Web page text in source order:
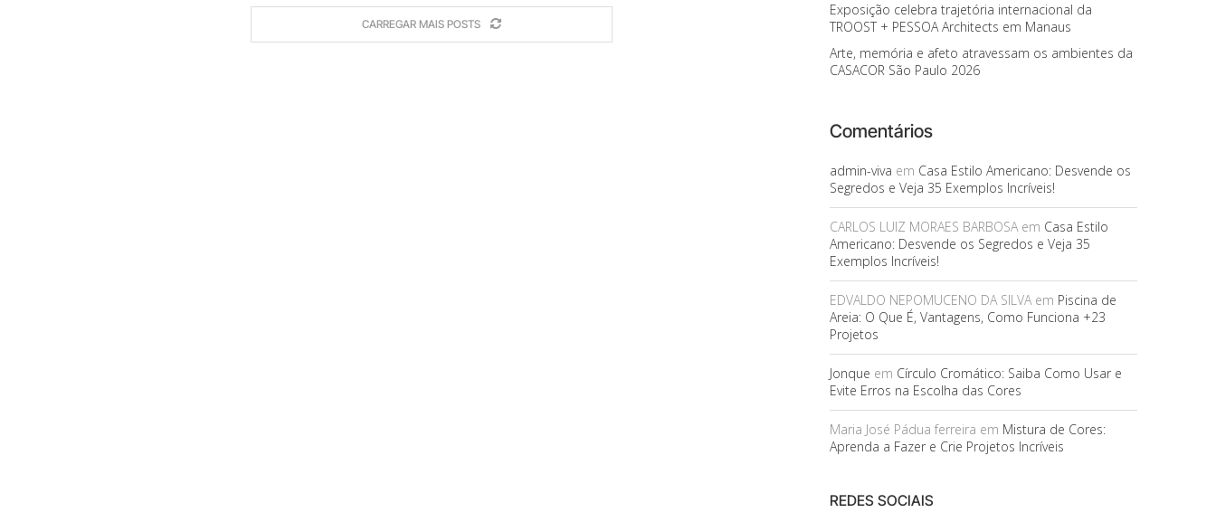
CARREGAR MAIS POSTS
Exposição celebra trajetória internacional da
TROOST + PESSOA Architects em Manaus
Arte, memória e afeto atravessam os ambientes da
CASACOR São Paulo 2026
Comentários
admin-viva em Casa Estilo Americano: Desvende os
Segredos e Veja 35 Exemplos Incríveis!
CARLOS LUIZ MORAES BARBOSAem Casa Estilo
Americano: Desvende os Segredos e Veja 35
Exemplos Incríveis!
EDVALDO NEPOMUCENO DA SILVAem Piscina de
Areia: O Que É, Vantagens, Como Funciona +23
Projetos
Jonque em Círculo Cromático: Saiba Como Usar e
Evite Erros na Escolha das Cores
Maria José Pádua ferreira em Mistura de Cores:
Aprenda a Fazer e Crie Projetos Incríveis
REDES SOCIAIS